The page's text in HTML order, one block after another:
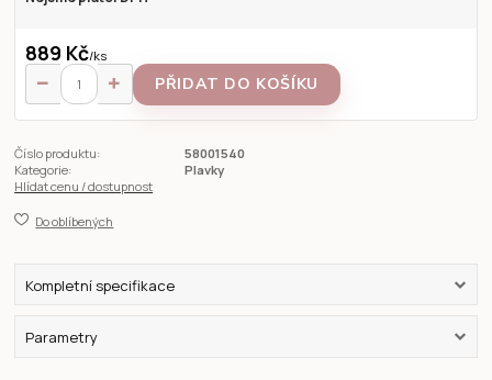
889 Kč/ks
PŘIDAT DO KOŠÍKU
Číslo produktu:
58001540
Kategorie:
Plavky
Hlídat cenu / dostupnost
Do oblíbených
Kompletní specifikace
Parametry